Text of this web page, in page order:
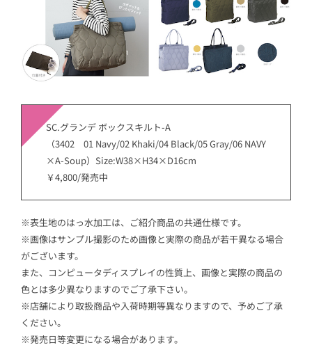
SC.グランデ ボックスキルト-A
（3402 01 Navy/02 Khaki/04 Black/05 Gray/06 NAVY
×A-Soup）Size:W38×H34×D16cm
￥4,800/発売中
※表生地のはっ水加工は、ご紹介商品の共通仕様です。
※画像はサンプル撮影のため画像と実際の商品が若干異なる場合
がございます。
また、コンピュータディスプレイの性質上、画像と実際の商品の
色とは多少異なりますのでご了承下さい。
※店舗により取扱商品や入荷時期等異なりますので、予めご了承
ください。
※発売日等変更になる場合があります。